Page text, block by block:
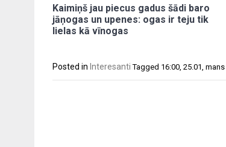
Kaimiņš jau piecus gadus šādi baro
jāņogas un upenes: ogas ir teju tik
lielas kā vīnogas
Posted in Interesanti Tagged 16:00 25.01 mans